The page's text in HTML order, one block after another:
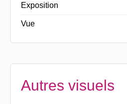
Exposition
Vue
Autres visuels